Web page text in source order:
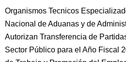
Organismos Tecnicos
Nacional de Aduanas y de
Autorizan Transferencia de
Sector Público para el Año Fiscal